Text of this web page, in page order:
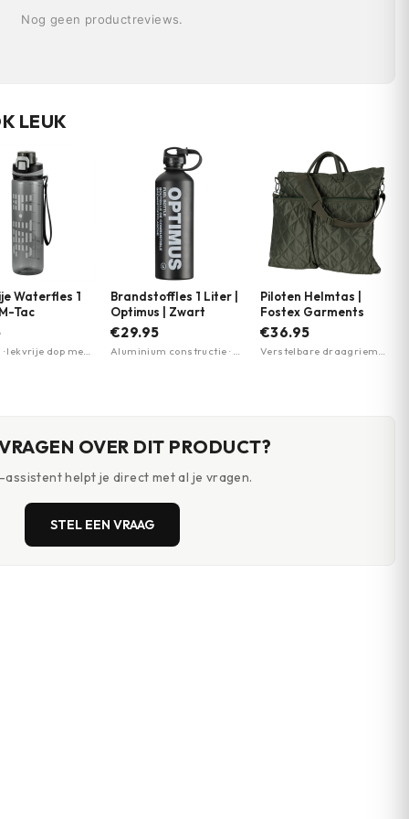
Nog geen productreviews.
LEUK
Waterfles 1
Tac
· lekvrije dop met
Brandstoffles 1 Liter |
Optimus | Zwart
€29.95
Aluminium constructie · 1
Piloten Helmtas |
Fostex Garments
€36.95
Verstelbare draagriem
OVER DIT PRODUCT?
assistent helpt je direct met al je vragen.
STEL EEN VRAAG